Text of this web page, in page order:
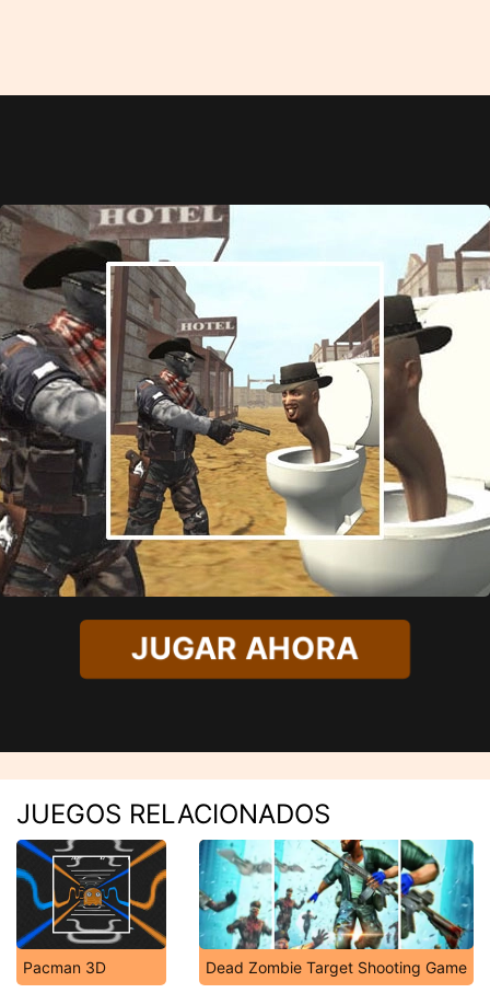
JUGAR AHORA
JUEGOS RELACIONADOS
Pacman 3D Dead Zombie Target Shooting Game